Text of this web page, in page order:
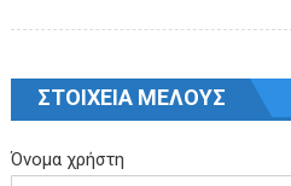
ΣΤΟΙΧΕΙΑ ΜΕΛΟΥΣ
Όνομα χρήστη